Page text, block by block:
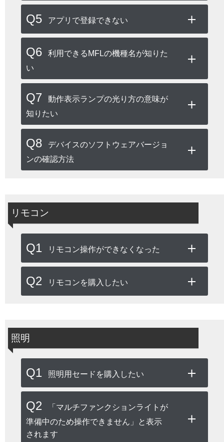
Q5 アプリで登録できない
Q6
利用できるMFLの機種名が知りた
い
Q7
動作表示ランプの光り方の意味が
知りたい
Q8
デバイスのソフトウェアバージョ
ンの確認方法
リモコン
Q1 リモコン操作ができなくなった
Q2 リモコンを購入したい
照明
Q1 照明用セードを購入したい
Q2
「マルチファンクションライトが
準備中のため操作できません」と表示
されます